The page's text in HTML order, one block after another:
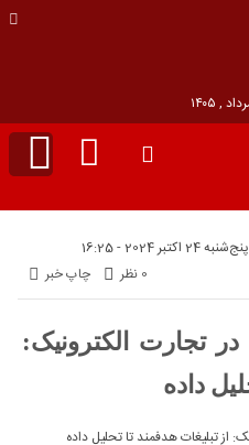
2024 - 16:25
چاپ خبر 0 نظر
در تجارت الکترونیک:
داده